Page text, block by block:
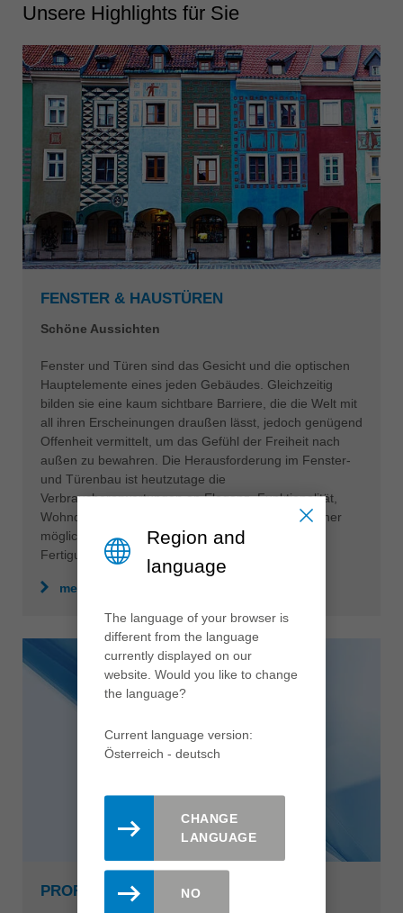
Unsere Highlights für Sie
FENSTER & HAUSTÜREN
Schöne Aussichten
Fenster und Türen sind das Gesicht und die optischen
Hauptelemente eines jeden Gebäudes. Gleichzeitig
bilden sie eine kaum sichtbare Barriere, die die Welt mit
all ihren Erscheinungen draußen lässt, jedoch genügend
Offenheit vermittelt, um das Gefühl der Freiheit nach
außen zu bewahren. Die Herausforderung im Fenster-
und Türenbau ist heutzutage die
Verbrauchererwartungen an Eleganz, Funktionalität,
Wohnqualität und Umweltschutz in Einklang mit einer
möglichst wirtschaftlichen und umweltfreundlichen
Fertigung gleichermaßen zu erfüllen.
mehr erfahren
PROFILCUT Q PREMIUM
Region and
language
The language of your browser is
different from the language
currently displayed on our
website. Would you like to change
the language?
Current language version:
Österreich - deutsch
CHANGE
LANGUAGE
NO